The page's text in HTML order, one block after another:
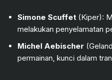
Simone Scuffet (Kiper):
melakukan penyelamatan
Michel Aebischer
permainan, kunci dalam